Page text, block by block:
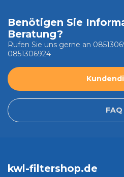
Benötigen Sie
Beratung?
Rufen Sie uns gerne an
0851306924
FAQ
kwl-filtershop.de